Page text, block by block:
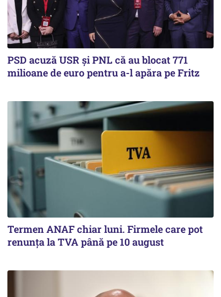
PSD acuză USR și PNL că au blocat 771
milioane de euro pentru a-l apăra pe Fritz
Termen ANAF chiar luni. Firmele care pot
renunța la TVA până pe 10 august